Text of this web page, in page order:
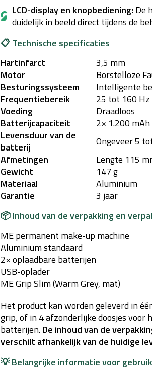
LCD-display en knopbediening: De
duidelijk in beeld direct tijdens de
📋 Technische specificaties
Hartinfarct
3,5 mm
Motor
Borstelloze
Besturingssysteem
Intelligente
Frequentiebereik
25 tot 160 Hz
Voeding
Draadloos
Batterijcapaciteit
2× 1.200 mAh
Levensduur van de
batterij
Ongeveer 5
Afmetingen
Lengte 115
Gewicht
147 g
Materiaal
Aluminium
Garantie
3 jaar
📦 Inhoud van de verpakking en
ME permanent make-up machine
Aluminium standaard
2× oplaadbare batterijen
USB-oplader
ME Grip Slim (Warm Grey, mat)
Het product kan worden geleverd in
grip, of in 4 afzonderlijke doosjes voor
batterijen.De inhoud van de
verschilt afhankelijk van de huidige
💡 Belangrijke informatie voor gebruik